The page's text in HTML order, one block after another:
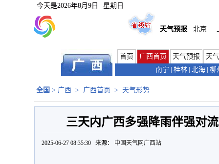
今天是2026年8月9日 星期日
天气预报 北京
首页 广西首页 天气预报
天
南宁
桂林 北海 柳
全国 > 广西 > 广西首页 > 天气形势
三天内广西多强降雨伴强对
2025-06-27 08:35:30 来源： 中国天气网广西站